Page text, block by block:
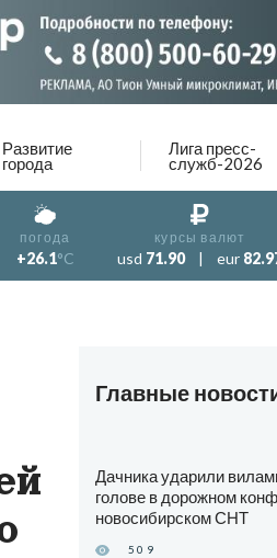
Развитие
города
Лига пресс-
служб-2026
погода
+26.1°C
курсы валют
usd 71.90 | eur
Главные
Дачника ударили
голове в дорожном
новосибирском СНТ
509